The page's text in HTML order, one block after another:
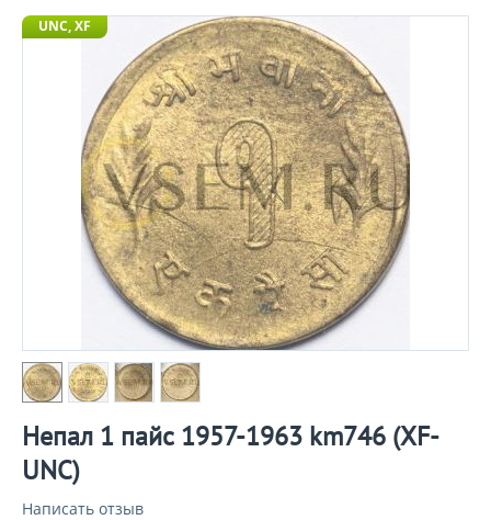
UNC, XF
Непал 1 пайс 1957-1963 km746 (XF-
UNC)
Написать отзыв